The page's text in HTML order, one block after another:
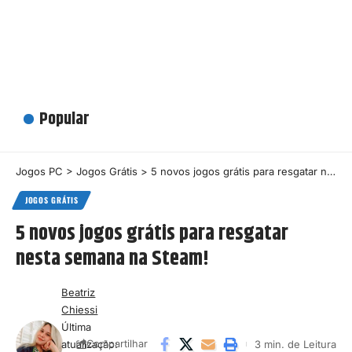
Popular
Jogos PC > Jogos Grátis > 5 novos jogos grátis para resgatar nesta semana na Steam!
JOGOS GRÁTIS
5 novos jogos grátis para resgatar
nesta semana na Steam!
Última
atualização:
Beatriz
Chiessi
Compartilhar 3 min. de Leitura